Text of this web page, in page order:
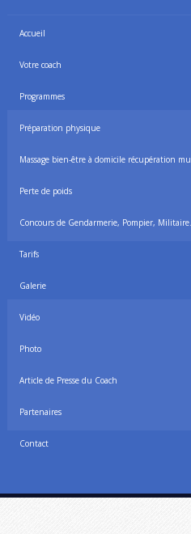
Accueil
Votre coach
Programmes
Préparation physique
Massage bien-être à domicile récupération
Perte de poids
Concours de Gendarmerie, Pompier,
Tarifs
Galerie
Vidéo
Photo
Article de Presse du Coach
Partenaires
Contact